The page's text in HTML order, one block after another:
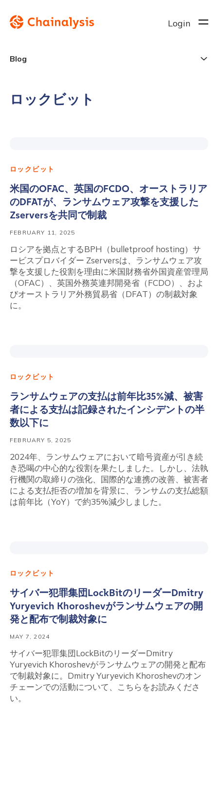
Login
Blog
ロックビット
ロックビット
米国のOFAC、英国のFCDO、オーストラリア
のDFATが、ランサムウェア攻撃を支援した
Zserversを共同で制裁
FEBRUARY 11, 2025
ロシアを拠点とするBPH（bulletproof hosting）サ
ービスプロバイダー Zserversは、ランサムウェア攻
撃を支援した役割を理由に米国財務省外国資産管理局
（OFAC）、英国外務英連邦開発省（FCDO）、およ
びオーストラリア外務貿易省（DFAT）の制裁対象
に。
ロックビット
ランサムウェアの支払は前年比35%減、被害
者による支払は記録されたインシデントの半
数以下に
FEBRUARY 5, 2025
2024年、ランサムウェアにおいて暗号資産が引き続
き恐喝の中心的な役割を果たしました。しかし、法執
行機関の取締りの強化、国際的な連携の改善、被害者
による支払拒否の増加を背景に、ランサムの支払総額
は前年比（YoY）で約35%減少しました。
ロックビット
サイバー犯罪集団LockBitのリーダーDmitry
Yuryevich Khoroshevがランサムウェアの開
発と配布で制裁対象に
MAY 7, 2024
サイバー犯罪集団LockBitのリーダーDmitry
Yuryevich Khoroshevがランサムウェアの開発と配布
で制裁対象に。Dmitry Yuryevich Khoroshevのオン
チェーンでの活動について、こちらをお読みくださ
い。